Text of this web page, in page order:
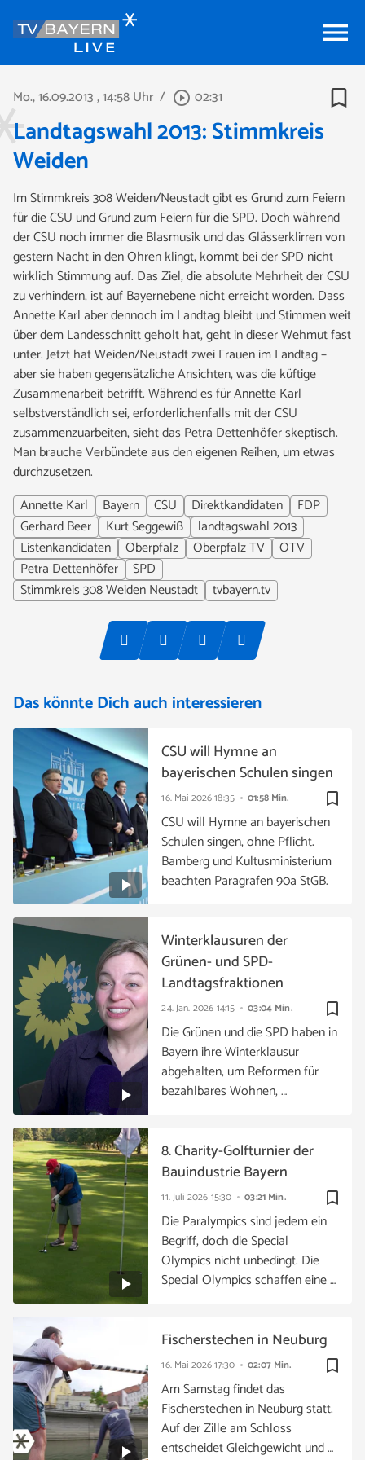
menu
Mo., 16.09.2013, 14:58 Uhr / play_circle_outline 02:31 bookmark_border
Landtagswahl 2013: Stimmkreis
Weiden
Im Stimmkreis 308 Weiden/Neustadt gibt es Grund zum Feiern
für die CSU und Grund zum Feiern für die SPD. Doch während
der CSU noch immer die Blasmusik und das Glässerklirren von
gestern Nacht in den Ohren klingt, kommt bei der SPD nicht
wirklich Stimmung auf. Das Ziel, die absolute Mehrheit der CSU
zu verhindern, ist auf Bayernebene nicht erreicht worden. Dass
Annette Karl aber dennoch im Landtag bleibt und Stimmen weit
über dem Landesschnitt geholt hat, geht in dieser Wehmut fast
unter. Jetzt hat Weiden/Neustadt zwei Frauen im Landtag –
aber sie haben gegensätzliche Ansichten, was die küftige
Zusammenarbeit betrifft. Während es für Annette Karl
selbstverständlich sei, erforderlichenfalls mit der CSU
zusammenzuarbeiten, sieht das Petra Dettenhöfer skeptisch.
Man brauche Verbündete aus den eigenen Reihen, um etwas
durchzusetzen.
Annette Karl
Bayern CSU Direktkandidaten
FDP
Gerhard Beer
Kurt Seggewiß
landtagswahl 2013
Listenkandidaten
Oberpfalz Oberpfalz TV
OTV
Petra Dettenhöfer
SPD
Stimmkreis 308 Weiden Neustadt
tvbayern.tv
Das könnte Dich auch interessieren
bookmark_border
16. Mai 202618:35 01:58 Min.
CSU will Hymne an
bayerischen Schulen singen
CSU will Hymne an bayerischen
Schulen singen, ohne Pflicht.
Bamberg und Kultusministerium
beachten Paragrafen 90a StGB.
bookmark_border
24. Jan. 2026 14:15 03:04 Min.
Winterklausuren der
Grünen- und SPD-
Landtagsfraktionen
Die Grünen und die SPD haben in
Bayern ihre Winterklausur
abgehalten, um Reformen für
bezahlbares Wohnen, …
bookmark_border
11. Juli 2026 15:30 03:21 Min.
8. Charity-Golfturnier der
Bauindustrie Bayern
Die Paralympics sind jedem ein
Begriff, doch die Special
Olympics nicht unbedingt. Die
Special Olympics schaffen eine …
bookmark_border
16. Mai 202617:30 02:07 Min.
Fischerstechen in Neuburg
Am Samstag findet das
Fischerstechen in Neuburg statt.
Auf der Zille am Schloss
entscheidet Gleichgewicht und …